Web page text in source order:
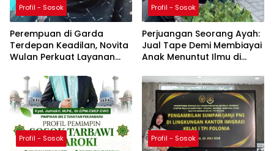
Profil - Sosok
Perempuan di Garda
Terdepan Keadilan, Novita
Wulan Perkuat Layanan
Profil - Sosok
Perjuangan Seorang Ayah:
Jual Tape Demi Membiayai
Anak Menuntut Ilmu di
Profil - Sosok Profil - Sosok